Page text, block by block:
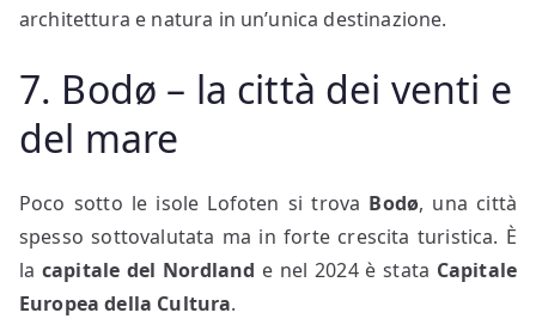
architettura e natura in un’unica destinazione.
7. Bodø – la città dei venti e
del mare
Poco sotto le isole Lofoten si trova Bodø, una città
spesso sottovalutata ma in forte crescita turistica. È
la capitale del Nordland e nel 2024 è stata Capitale
Europea della Cultura.